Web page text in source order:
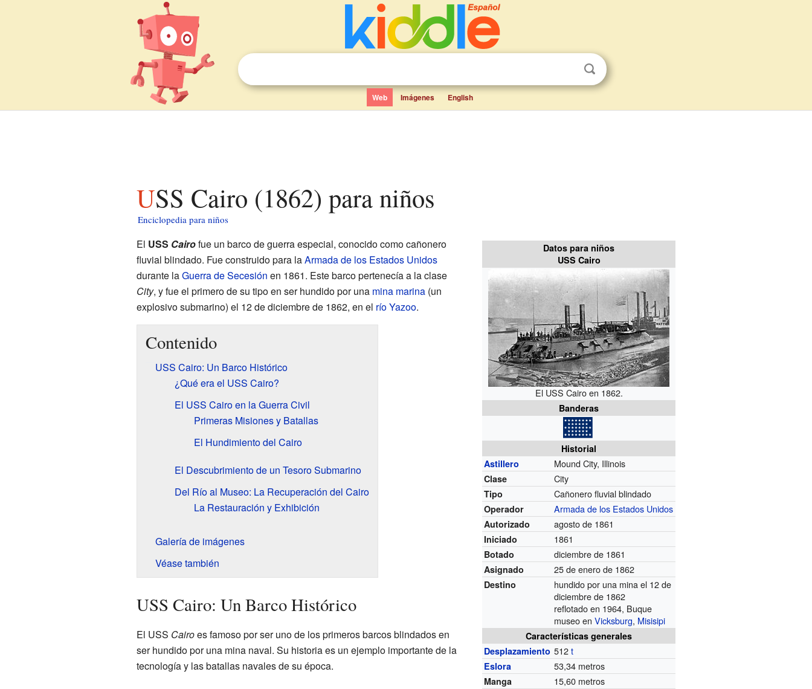
Web Imágenes English
USS Cairo (1862) para niños
Enciclopedia para niños
Datos para niños
USS Cairo
El USS Cairo en 1862.
Banderas
Historial
Astillero
Mound City, Illinois
Clase City
Tipo Cañonero fluvial blindado
Operador Armada de los Estados Unidos
Autorizado agosto de 1861
Iniciado 1861
Botado diciembre de 1861
Asignado 25 de enero de 1862
Destino
hundido por una mina el 12 de
diciembre de 1862
reflotado en 1964, Buque
museo enVicksburg, Misisipi
Características generales
Desplazamiento 512t
Eslora 53,34 metros
Manga 15,60 metros
El USS Cairofue un barco de guerra especial, conocido como cañonero
fluvial blindado. Fue construido para laArmada de los Estados Unidos
durante laGuerra de Secesión en 1861. Este barco pertenecía a la clase
City, y fue el primero de su tipo en ser hundido por una mina marina(un
explosivo submarino) el 12 de diciembre de 1862, en el río Yazoo.
Contenido
USS Cairo: Un Barco Histórico
¿Qué era el USS Cairo?
El USS Cairo en la Guerra Civil
Primeras Misiones y Batallas
El Hundimiento del Cairo
El Descubrimiento de un Tesoro Submarino
Del Río al Museo: La Recuperación del Cairo
La Restauración y Exhibición
Galería de imágenes
Véase también
USS Cairo: Un Barco Histórico
El USS Cairoes famoso por ser uno de los primeros barcos blindados en
ser hundido por una mina naval. Su historia es un ejemplo importante de la
tecnología y las batallas navales de su época.